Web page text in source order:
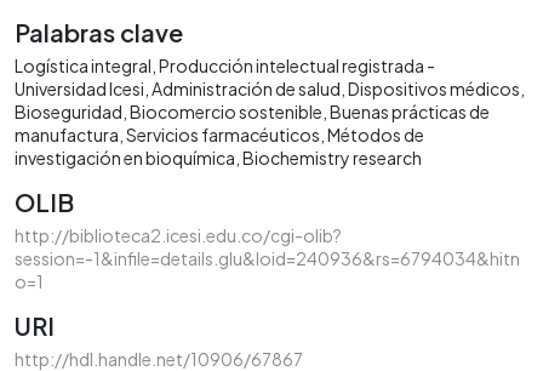
Palabras clave
Logística integral Producción intelectual registrada -
Universidad Icesi Administración de salud Dispositivos médicos
Bioseguridad Biocomercio sostenible Buenas prácticas de
manufactura Servicios farmacéuticos Métodos de
investigación en bioquímica Biochemistry research
OLIB
http://biblioteca2.icesi.edu.co/cgi-olib?
session=-1&infile=details.glu&loid=240936&rs=6794034&hitn
o=1
URI
http://hdl.handle.net/10906/67867